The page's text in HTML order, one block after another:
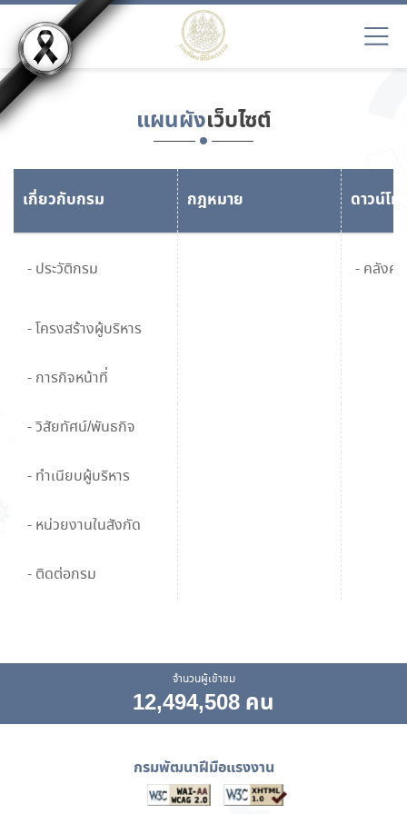
แผนผังเว็บไซต์
เกี่ยวกับกรม กฎหมาย ดาวน์โห
- ประวัติกรม - คลังค
- โครงสร้างผู้บริหาร
- การกิจหน้าที่
- วิสัยทัศน์/พันธกิจ
- ทำเนียบผู้บริหาร
- หน่วยงานในสังกัด
- ติดต่อกรม
จำนวนผู้เข้าชม
12,494,508 คน
กรมพัฒนาฝีมือแรงงาน